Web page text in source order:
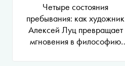
Четыре состояния
пребывания: как художник
Алексей Луц превращает
мгновения в философию